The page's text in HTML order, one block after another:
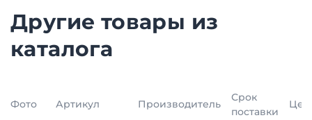
Другие товары из
каталога
Фото Артикул Производитель
Срок
поставки